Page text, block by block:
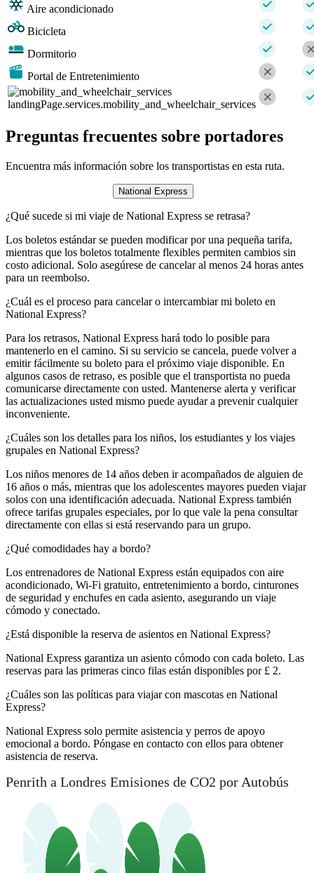
Aire acondicionado
Bicicleta
Dormitorio
Portal de Entretenimiento
landingPage.services.mobility_and_wheelchair_services
Preguntas frecuentes sobre portadores
Encuentra más información sobre los transportistas en esta ruta.
National Express
¿Qué sucede si mi viaje de National Express se retrasa?
Los boletos estándar se pueden modificar por una pequeña tarifa,
mientras que los boletos totalmente flexibles permiten cambios sin
costo adicional. Solo asegúrese de cancelar al menos 24 horas antes
para un reembolso.
¿Cuál es el proceso para cancelar o intercambiar mi boleto en
National Express?
Para los retrasos, National Express hará todo lo posible para
mantenerlo en el camino. Si su servicio se cancela, puede volver a
emitir fácilmente su boleto para el próximo viaje disponible. En
algunos casos de retraso, es posible que el transportista no pueda
comunicarse directamente con usted. Mantenerse alerta y verificar
las actualizaciones usted mismo puede ayudar a prevenir cualquier
inconveniente.
¿Cuáles son los detalles para los niños, los estudiantes y los viajes
grupales en National Express?
Los niños menores de 14 años deben ir acompañados de alguien de
16 años o más, mientras que los adolescentes mayores pueden viajar
solos con una identificación adecuada. National Express también
ofrece tarifas grupales especiales, por lo que vale la pena consultar
directamente con ellas si está reservando para un grupo.
¿Qué comodidades hay a bordo?
Los entrenadores de National Express están equipados con aire
acondicionado, Wi-Fi gratuito, entretenimiento a bordo, cinturones
de seguridad y enchufes en cada asiento, asegurando un viaje
cómodo y conectado.
¿Está disponible la reserva de asientos en National Express?
National Express garantiza un asiento cómodo con cada boleto. Las
reservas para las primeras cinco filas están disponibles por £ 2.
¿Cuáles son las políticas para viajar con mascotas en National
Express?
National Express solo permite asistencia y perros de apoyo
emocional a bordo. Póngase en contacto con ellos para obtener
asistencia de reserva.
Penrith a Londres Emisiones de CO2 por Autobús